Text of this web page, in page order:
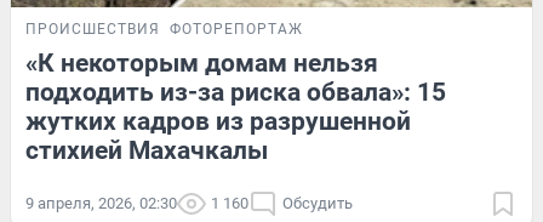
ПРОИСШЕСТВИЯ ФОТОРЕПОРТАЖ
«К некоторым домам нельзя
подходить из-за риска обвала»: 15
жутких кадров из разрушенной
стихией Махачкалы
9 апреля, 2026, 02:30 1 160 Обсудить